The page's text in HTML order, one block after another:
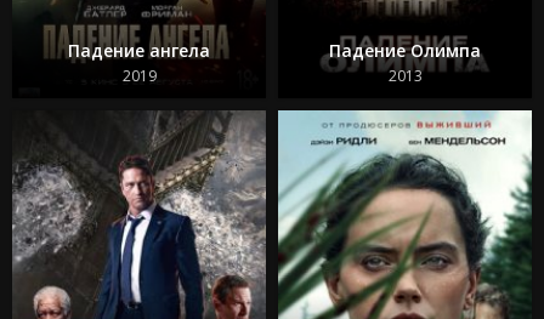
Падение ангела
2019
Падение Олимпа
2013